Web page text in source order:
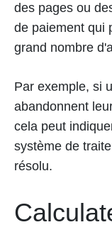
des pages ou
de paiement qui
grand nombre
Par exemple, si
abandonnent
cela peut
système de
résolu.